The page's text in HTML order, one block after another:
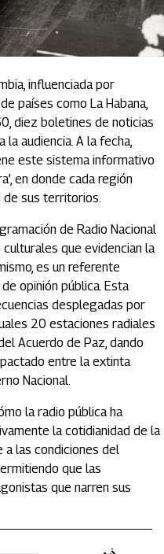
influenciada por
países como La Habana,
diez boletines de noticias
audiencia. A la fecha,
este sistema informativo
en donde cada región
de sus territorios.
de Radio Nacional
que evidencian la
es un referente
opinión pública. Esta
desplegadas por
20 estaciones radiales
Acuerdo de Paz, dando
entre la extinta
Nacional.
la radio pública ha
la cotidianidad de la
a las condiciones del
que las
que narren sus